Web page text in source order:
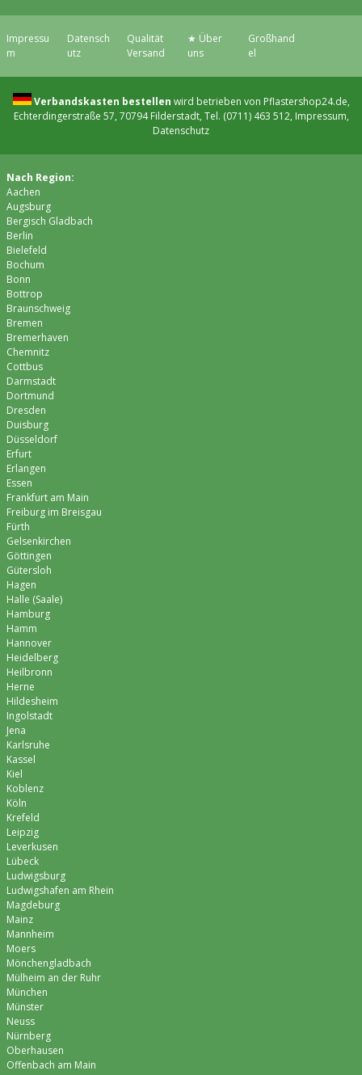
Impressu
m
Datensch
utz
Qualität
Versand
★ Über
uns
Großhand
el
Verbandskasten bestellen wird betrieben von Pflastershop24.de,
Echterdingerstraße 57, 70794 Filderstadt, Tel. (0711) 463 512, Impressum,
Datenschutz
Nach Region:
Aachen
Augsburg
Bergisch Gladbach
Berlin
Bielefeld
Bochum
Bonn
Bottrop
Braunschweig
Bremen
Bremer­haven
Chemnitz
Cottbus
Darmstadt
Dortmund
Dresden
Duisburg
Düsseldorf
Erfurt
Erlangen
Essen
Frankfurt am Main
Freiburg im Breisgau
Fürth
Gelsenkirchen
Göttingen
Gütersloh
Hagen
Halle (Saale)
Hamburg
Hamm
Hannover
Heidelberg
Heilbronn
Herne
Hildesheim
Ingolstadt
Jena
Karlsruhe
Kassel
Kiel
Koblenz
Köln
Krefeld
Leipzig
Leverkusen
Lübeck
Ludwigsburg
Ludwigshafen am Rhein
Magdeburg
Mainz
Mannheim
Moers
Mönchen­gladbach
Mülheim an der Ruhr
München
Münster
Neuss
Nürnberg
Oberhausen
Offenbach am Main